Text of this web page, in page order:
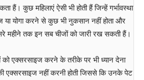
हैं। कुछ महिलाएं ऐसी भी होती हैं जिन्हें गर्भावस्था
या योगा करने से कुछ भी नुकसान नहीं होता और
महीने तक इन सब चीजों को जारी रख सकती हैं।
को एक्सरसाइज करने के तरीके पर भी ध्यान देना
एक्सरसाइज नहीं करनी होती जिससे कि उनके पेट